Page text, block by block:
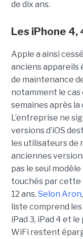
de dix ans.
Les iPhone 4,
Apple a ainsi
anciens appareils
de maintenance
notamment le cas
semaines après la
L’entreprise ne
versions d’iOS
les utilisateurs de
anciennes
pas le seul
touchés par cette
12 ans. Selon Aron
liste comprend les
iPad 3, iPad 4 et
WiFi restent